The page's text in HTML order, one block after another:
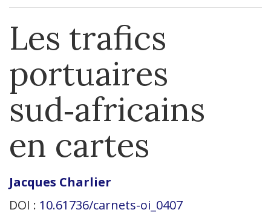
Les trafics
portuaires
sud‑africains
en cartes
Jacques Charlier
DOI : 10.61736/carnets-oi_0407